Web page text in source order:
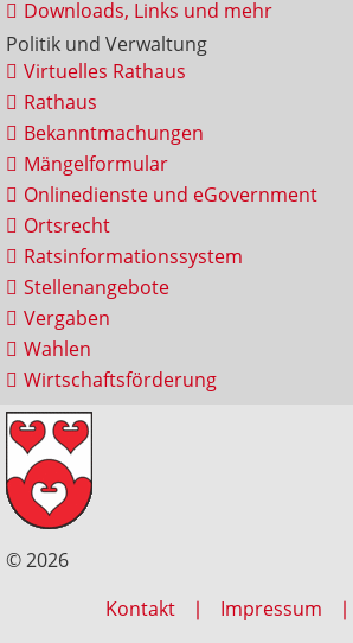
Downloads, Links und mehr
Politik und Verwaltung
Virtuelles Rathaus
Rathaus
Bekanntmachungen
Mängelformular
Onlinedienste und eGovernment
Ortsrecht
Ratsinformationssystem
Stellenangebote
Vergaben
Wahlen
Wirtschaftsförderung
© 2026
Kontakt
Impressum